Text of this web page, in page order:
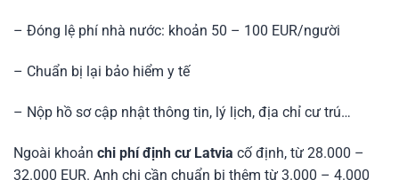
– Đóng lệ phí nhà nước: khoản 50 – 100 EUR/người
– Chuẩn bị lại bảo hiểm y tế
– Nộp hồ sơ cập nhật thông tin, lý lịch, địa chỉ cư trú…
Ngoài khoản chi phí định cư Latvia cố định, từ 28.000 –
32.000 EUR. Anh chị cần chuẩn bị thêm từ 3.000 – 4.000